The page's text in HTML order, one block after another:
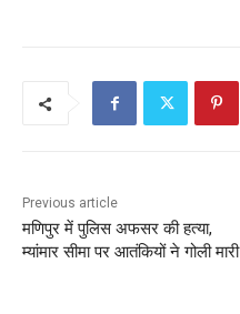
Previous article
मणिपुर में पुलिस अफसर की हत्या,
म्यांमार सीमा पर आतंकियों ने गोली मारी